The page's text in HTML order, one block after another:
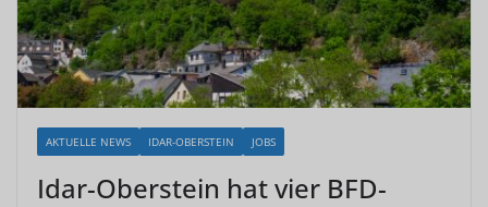
AKTUELLE NEWS IDAR-OBERSTEIN JOBS
Idar-Oberstein hat vier BFD-